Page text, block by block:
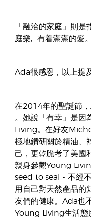
「融洽的家庭」則
庭樂, 有着滿滿的愛。
Ada很感恩，以上提
在2014年的聖誕節
。她說「有幸」是因
Living。在好友
極地鑽研關於精油、
己，更乾脆考了美國
親身參觀Young
seed to seal - 不經
用自己對天然產品的
友們的健康。Ada也
Young Living生活態